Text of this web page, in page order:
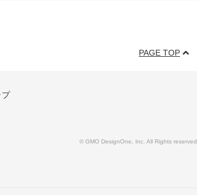
PAGE TOP
プ
© GMO DesignOne, Inc. All Rights reserved.